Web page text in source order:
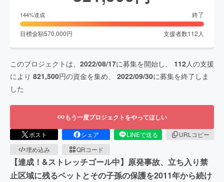
144%達成 終了
目標金額570,000円 支援者数112人
このプロジェクトは、 2022/08/17に募集を開始し、 112人の支援
により 821,500円の資金を集め、 2022/09/30に募集を終了しま
した
もう一度プロジェクトをやってほしい
ポスト シェア LINEで送る
URLコピー
埋め込み
QRコード
【達成！&ストレッチゴール中】原発事故、立ち入り禁
止区域に残るペットとその子孫の保護を2011年から続け